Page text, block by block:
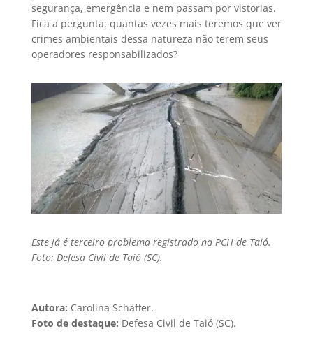
segurança, emergência e nem passam por vistorias.
Fica a pergunta: quantas vezes mais teremos que ver
crimes ambientais dessa natureza não terem seus
operadores responsabilizados?
Este já é terceiro problema registrado na PCH de Taió.
Foto: Defesa Civil de Taió (SC).
Autora: Carolina Schäffer.
Foto de destaque: Defesa Civil de Taió (SC).